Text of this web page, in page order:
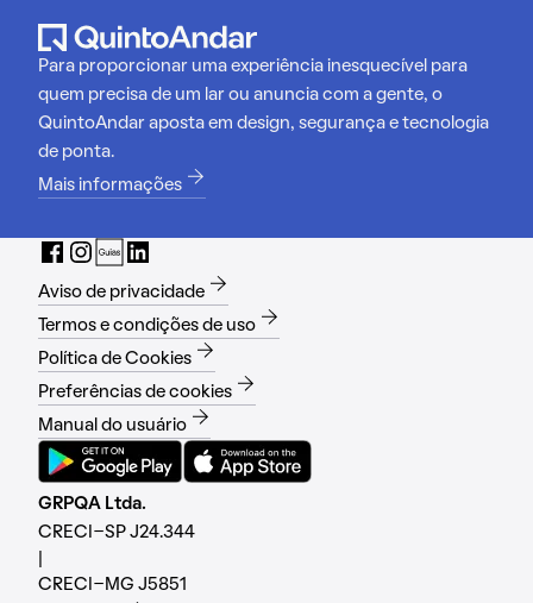
Para proporcionar uma experiência inesquecível para
quem precisa de um lar ou anuncia com a gente, o
QuintoAndar aposta em design, segurança e tecnologia
de ponta.
Mais informações
Aviso de privacidade
Termos e condições de uso
Política de Cookies
Preferências de cookies
Manual do usuário
GRPQA Ltda.
CRECI-SP J24.344
CRECI-MG J5851